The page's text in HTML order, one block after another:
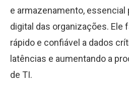
e armazenamento, essencial
digital das organizações. Ele
rápido e confiável a dados
latências e aumentando a
de TI.